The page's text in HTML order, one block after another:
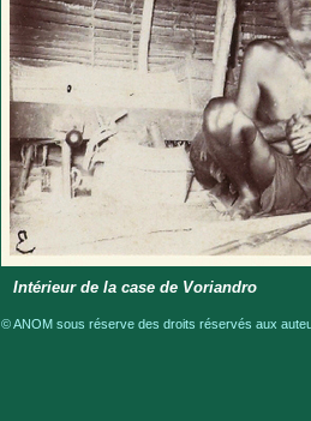
Intérieur de la case de Voriandro
© ANOM sous réserve des droits réservés aux